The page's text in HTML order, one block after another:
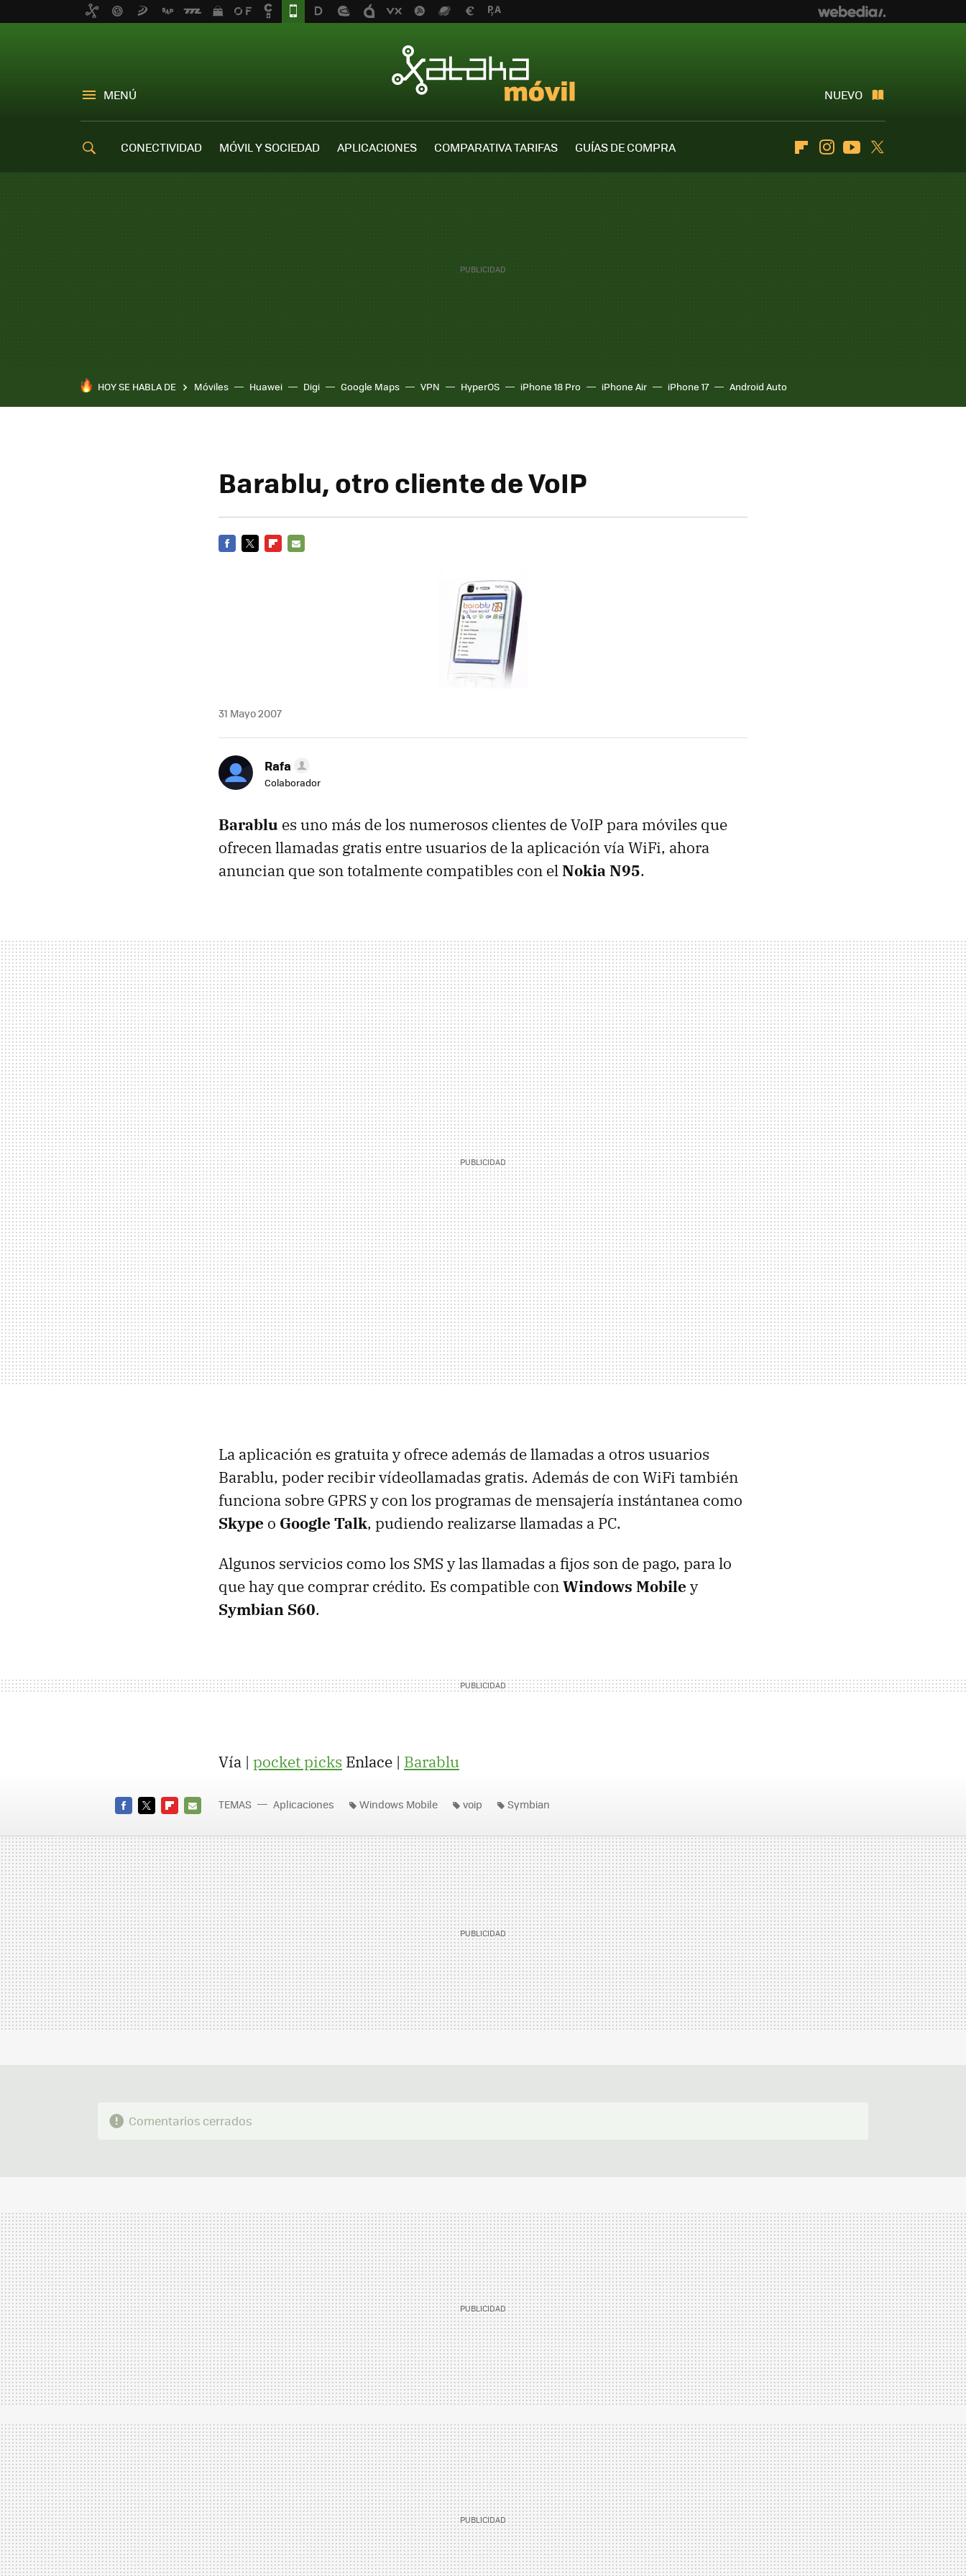
MENÚ NUEVO
CONECTIVIDAD MÓVIL Y SOCIEDAD APLICACIONES COMPARATIVA TARIFAS
GUÍAS DE COMPRA
FlipboardInstagramYoutube
HOY SE HABLA DE Móviles Huawei Digi Google Maps VPN HyperOS iPhone 18 Pro iPhone Air iPhone 17 Android Auto
Barablu, otro cliente de VoIP
31 Mayo 2007
Rafa
Colaborador
Barablu es uno más de los numerosos clientes de VoIP para móviles que
ofrecen llamadas gratis entre usuarios de la aplicación vía WiFi, ahora
anuncian que son totalmente compatibles con elNokia N95.
La aplicación es gratuita y ofrece además de llamadas a otros usuarios
Barablu, poder recibir vídeollamadas gratis. Además de con WiFi también
funciona sobre GPRS y con los programas de mensajería instántanea como
Skype o Google Talk, pudiendo realizarse llamadas a PC.
Algunos servicios como los SMS y las llamadas a fijos son de pago, para lo
que hay que comprar crédito. Es compatible conWindows Mobile y
Symbian S60.
Vía | pocket picks Enlace | Barablu
MAIL
TEMAS Aplicaciones Windows Mobile voip Symbian
Comentarios cerrados